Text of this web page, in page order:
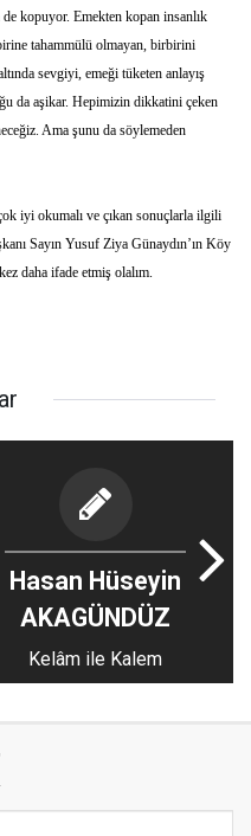
kopuyor. Emekten kopan insanlık
tahammülü olmayan, birbirini
sevgiyi, emeği tüketen anlayış
da aşikar. Hepimizin dikkatini çeken
Ama şunu da söylemeden
iyi okumalı ve çıkan sonuçlarla ilgili
Sayın Yusuf Ziya Günaydın’ın Köy
daha ifade etmiş olalım.
Hasan Hüseyin
AKAGÜNDÜZ
Kelâm ile Kalem